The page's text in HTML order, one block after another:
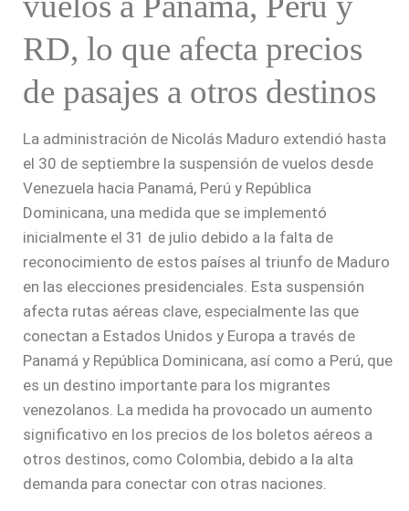
RD, lo que afecta precios
de pasajes a otros destinos
La administración de Nicolás Maduro extendió hasta
el 30 de septiembre la suspensión de vuelos desde
Venezuela hacia Panamá, Perú y República
Dominicana, una medida que se implementó
inicialmente el 31 de julio debido a la falta de
reconocimiento de estos países al triunfo de Maduro
en las elecciones presidenciales. Esta suspensión
afecta rutas aéreas clave, especialmente las que
conectan a Estados Unidos y Europa a través de
Panamá y República Dominicana, así como a Perú, que
es un destino importante para los migrantes
venezolanos. La medida ha provocado un aumento
significativo en los precios de los boletos aéreos a
otros destinos, como Colombia, debido a la alta
demanda para conectar con otras naciones.